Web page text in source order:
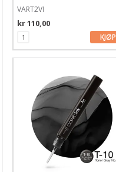
VART2VI
kr 110,00
KJØP